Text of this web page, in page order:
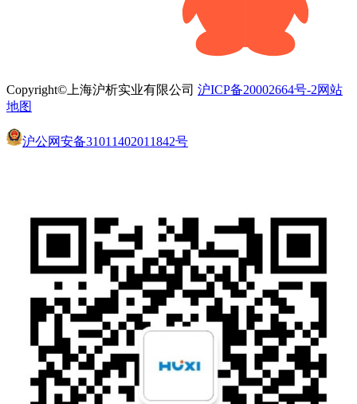
Copyright©上海沪析实业有限公司 沪ICP备20002664号-2网站
地图
沪公网安备31011402011842号